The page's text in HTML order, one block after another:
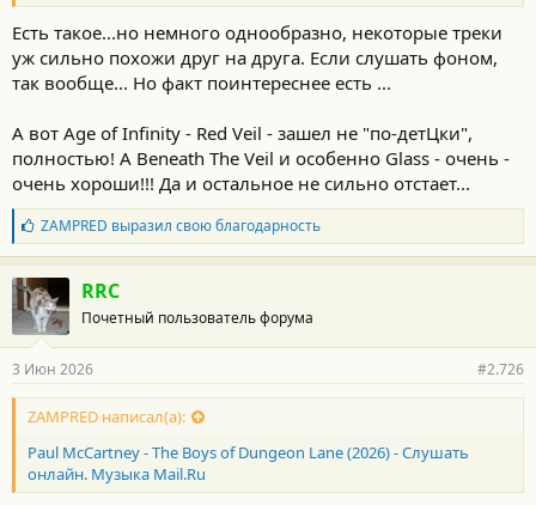
Есть такое...но немного однообразно, некоторые треки
уж сильно похожи друг на друга. Если слушать фоном,
так вообще... Но факт поинтереснее есть ...
А вот Age of Infinity - Red Veil - зашел не "по-детЦки",
полностью! А Beneath The Veil и особенно Glass - очень -
очень хороши!!! Да и остальное не сильно отстает...
Б
л
а
г
о
д
а
н
о
с
и
:
ZAMPRED выразил свою благодарность
RRC
Почетный пользователь форума
3 Июн 2026 #2.726
ZAMPRED написал(а):
Paul McCartney - The Boys of Dungeon Lane (2026) - Слушать
онлайн. Музыка Mail.Ru